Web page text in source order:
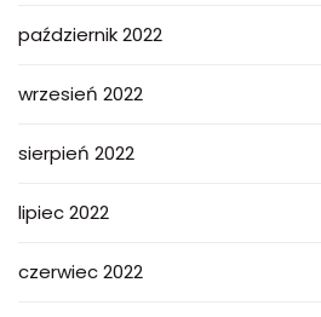
październik 2022
wrzesień 2022
sierpień 2022
lipiec 2022
czerwiec 2022